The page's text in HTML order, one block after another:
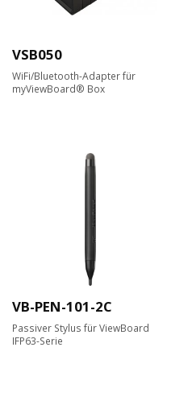
VSB050
WiFi/Bluetooth-Adapter für
myViewBoard® Box
VB-PEN-101-2C
Passiver Stylus für ViewBoard
IFP63-Serie